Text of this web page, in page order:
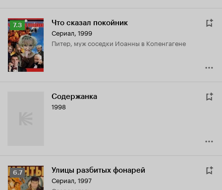
Рейтинг
Кинопоиска
7.3
7.3 Что сказал покойник
Сериал, 1999
Питер, муж соседки Иоанны в Копенгагене
Содержанка
1998
Рейтинг
Кинопоиска
6.7 Улицы разбитых фонарей
Сериал, 1997